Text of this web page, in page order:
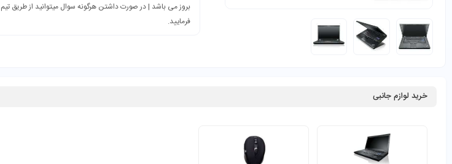
بروز می باشد | در صورت داشتن هرگونه سوال میتوانید از طریق
فرمایید.
خرید لوازم جانبی